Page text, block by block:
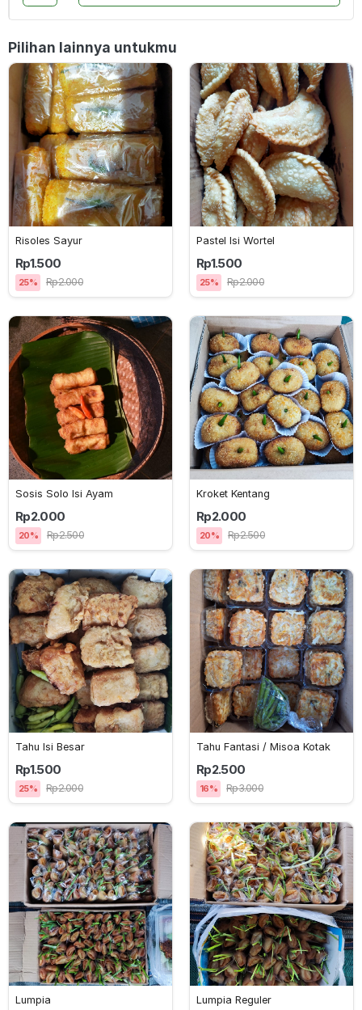
Pilihan lainnya untukmu
Risoles Sayur
Rp1.500
25% Rp2.000
Pastel Isi Wortel
Rp1.500
25% Rp2.000
Sosis Solo Isi Ayam
Rp2.000
20% Rp2.500
Kroket Kentang
Rp2.000
20% Rp2.500
Tahu Isi Besar
Rp1.500
25% Rp2.000
Tahu Fantasi / Misoa Kotak
Rp2.500
16% Rp3.000
Lumpia Reguler